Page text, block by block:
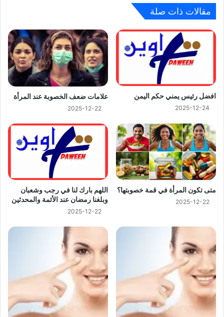
مقالات ذات صلة
افضل رئيس يمني حكم اليمن
2025-12-24
علامات ضعف الخصوبة عند المرأة
2025-12-22
متى تكون المرأة في قمة خصوبتها؟
2025-12-22
اللهم بارك لنا في رجب وشعبان
وبلغنا رمضان عند الأئمة والمحدثين
2025-12-22